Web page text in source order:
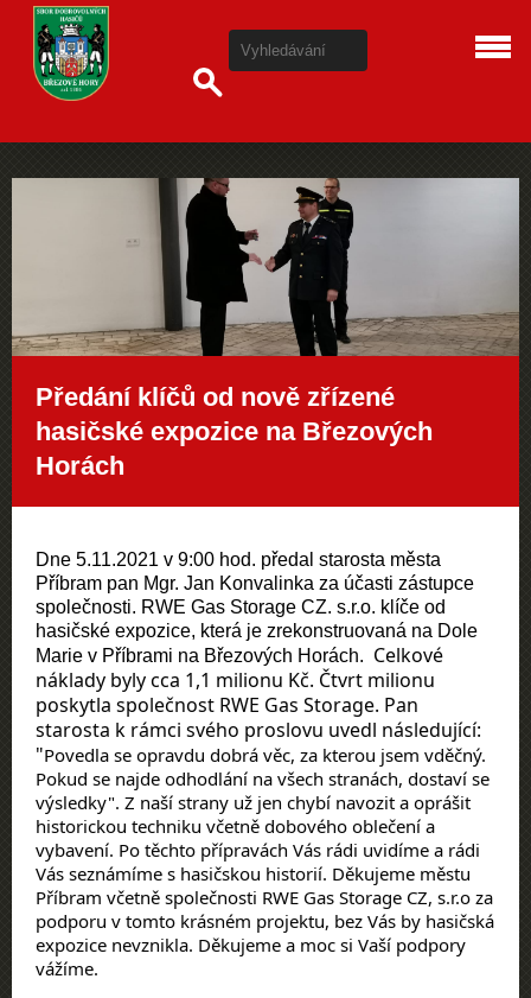
Předání klíčů od nově zřízené
hasičské expozice na Březových
Horách
Dne 5.11.2021 v 9:00 hod. předal starosta města
Příbram pan Mgr. Jan Konvalinka za účasti zástupce
společnosti. RWE Gas Storage CZ. s.r.o. klíče od
hasičské expozice, která je zrekonstruovaná na Dole
Marie v Příbrami na Březových Horách. Celkové
náklady byly cca 1,1 milionu Kč. Čtvrt milionu
poskytla společnost RWE Gas Storage. Pan
starosta k rámci svého proslovu uvedl následující:
"Povedla se opravdu dobrá věc, za kterou jsem vděčný.
Pokud se najde odhodlání na všech stranách, dostaví se
výsledky". Z naší strany už jen chybí navozit a oprášit
historickou techniku včetně dobového oblečení a
vybavení. Po těchto přípravách Vás rádi uvidíme a rádi
Vás seznámíme s hasičskou historií. Děkujeme městu
Příbram včetně společnosti RWE Gas Storage CZ, s.r.o za
podporu v tomto krásném projektu, bez Vás by hasičská
expozice nevznikla. Děkujeme a moc si Vaší podpory
vážíme.